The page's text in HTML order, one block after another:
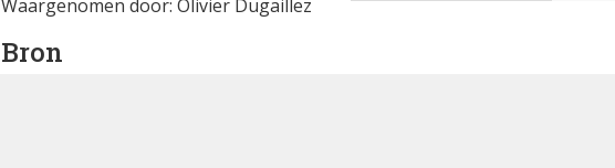
Waargenomen door: Olivier Dugaillez
Bron